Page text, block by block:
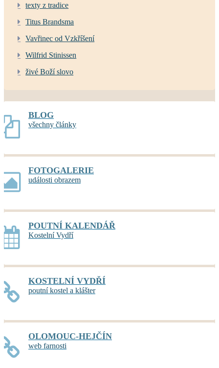
texty z tradice
Titus Brandsma
Vavřinec od Vzkříšení
Wilfrid Stinissen
živé Boží slovo
BLOG
všechny články
FOTOGALERIE
události obrazem
POUTNÍ KALENDÁŘ
Kostelní Vydří
KOSTELNÍ VYDŘÍ
poutní kostel a klášter
OLOMOUC-HEJČÍN
web farnosti